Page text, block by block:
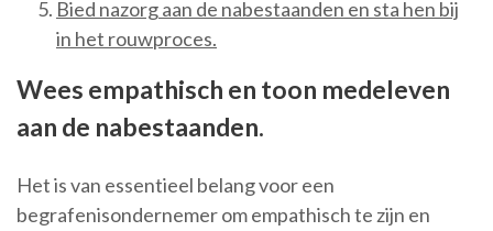
Bied nazorg aan de nabestaanden en sta hen bij
in het rouwproces.
Wees empathisch en toon medeleven
aan de nabestaanden.
Het is van essentieel belang voor een
begrafenisondernemer om empathisch te zijn en